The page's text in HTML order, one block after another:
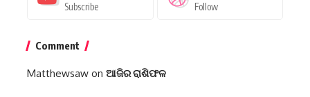
Subscribe Follow
Comment
Matthewsaw on ଆଜିର ରାଶିଫଳ